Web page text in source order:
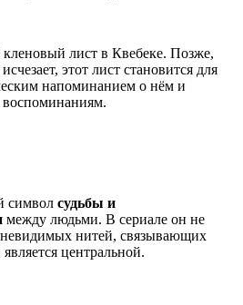
лист в Квебеке. Позже,
этот лист становится для
напоминанием о нём и
символ судьбы и
между людьми. В сериале он не
невидимых нитей, связывающих
центральной.